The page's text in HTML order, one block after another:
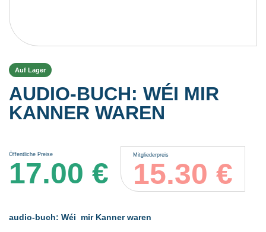
Auf Lager
AUDIO-BUCH: WÉI MIR
KANNER WAREN
Öffentliche Preise
17.00 €
Mitgliederpreis
15.30 €
audio-buch: Wéi mir Kanner waren